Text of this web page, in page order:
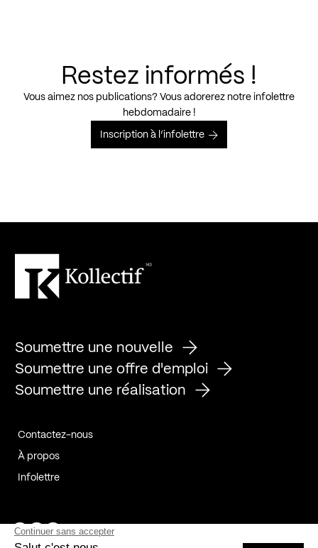
Restez informés !
Vous aimez nos publications? Vous adorerez notre infolettre
hebdomadaire !
Inscription à l’infolettre
Soumettre une nouvelle
Soumettre une offre d'emploi
Soumettre une réalisation
Contactez-nous
À propos
Infolettre
Page Facebook de Kollectif
Page Instagram de Kollectif
Page Linkedin de Kollectif